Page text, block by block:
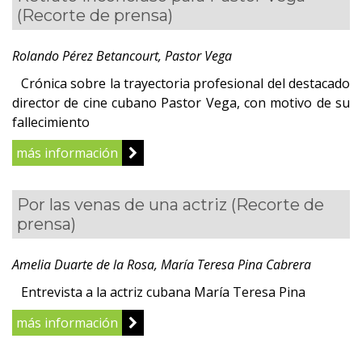
(Recorte de prensa)
Rolando Pérez Betancourt, Pastor Vega
Crónica sobre la trayectoria profesional del destacado
director de cine cubano Pastor Vega, con motivo de su
fallecimiento
más información
Por las venas de una actriz (Recorte de
prensa)
Amelia Duarte de la Rosa, María Teresa Pina Cabrera
Entrevista a la actriz cubana María Teresa Pina
más información